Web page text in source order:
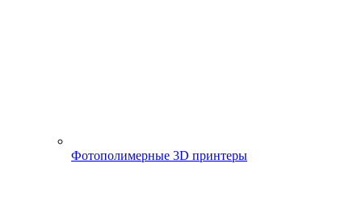
Фотополимерные 3D принтеры